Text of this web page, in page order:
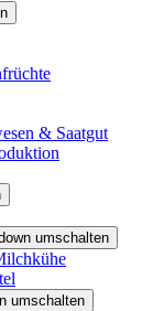
& Saatgut
umschalten
umschalten